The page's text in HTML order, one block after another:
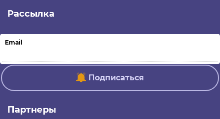
Рассылка
Email
Подписаться
Партнеры